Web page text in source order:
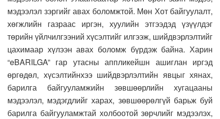
мэдээлэл зэргийг авах боломжтой. Мөн Хот байгуулалт,
хөгжлийн газраас иргэн, хуулийн этгээдэд үзүүлдэг
төрийн үйлчилгээний хүсэлтийг илгээж, шийдвэрлэлтийг
цахимаар хүлээн авах боломж бүрдэж байна. Харин
“eBARILGA” гар утасны аппликейшн ашиглан иргэд
өргөдөл, хүсэлтийнхээ шийдвэрлэлтийн явцыг хянах,
барилга байгууламжийн зөвшөөрлийн хугацааны
мэдээлэл, мэдэгдлийг харах, зөвшөөрөлгүй барьж буй
барилга байгууламжтай холбоотой зөрчлийг мэдээлэх,